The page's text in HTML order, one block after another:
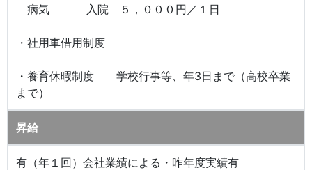
病気 入院 ５，０００円／１日
・社用車借用制度
・養育休暇制度 学校行事等、年3日まで（高校卒業
まで）
昇給
有（年１回）会社業績による・昨年度実績有